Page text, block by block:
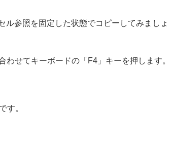
ル参照を固定した状態でコピーしてみましょ
せてキーボードの「F4」キーを押します。
です。